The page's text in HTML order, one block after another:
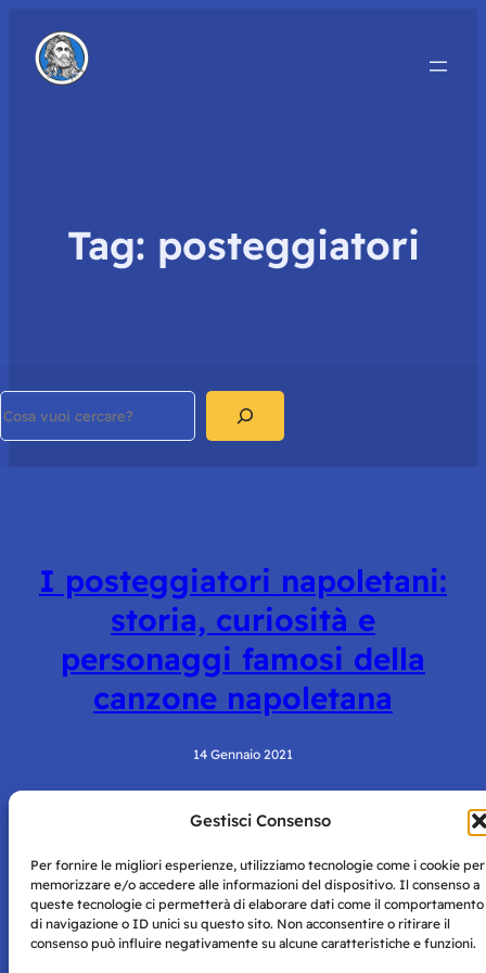
Gestisci Consenso
Per fornire le migliori esperienze, utilizziamo tecnologie come i cookie per
memorizzare e/o accedere alle informazioni del dispositivo. Il consenso a
queste tecnologie ci permetterà di elaborare dati come il comportamento
di navigazione o ID unici su questo sito. Non acconsentire o ritirare il
consenso può influire negativamente su alcune caratteristiche e funzioni.
Tag: posteggiatori
I posteggiatori napoletani:
storia, curiosità e
personaggi famosi della
canzone napoletana
14 Gennaio 2021